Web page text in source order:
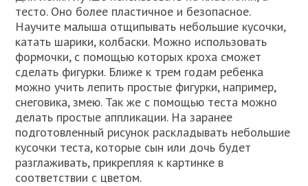
тесто. Оно более пластичное и безопасное.
Научите малыша отщипывать небольшие кусочки,
катать шарики, колбаски. Можно использовать
формочки, с помощью которых кроха сможет
сделать фигурки. Ближе к трем годам ребенка
можно учить лепить простые фигурки, например,
снеговика, змею. Так же с помощью теста можно
делать простые аппликации. На заранее
подготовленный рисунок раскладывать небольшие
кусочки теста, которые сын или дочь будет
разглаживать, прикрепляя к картинке в
соответствии с цветом.